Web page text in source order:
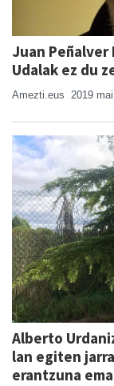
Juan
Udalak ez du
Amezti.eus 2019
Alberto
lan egiten
erantzuna